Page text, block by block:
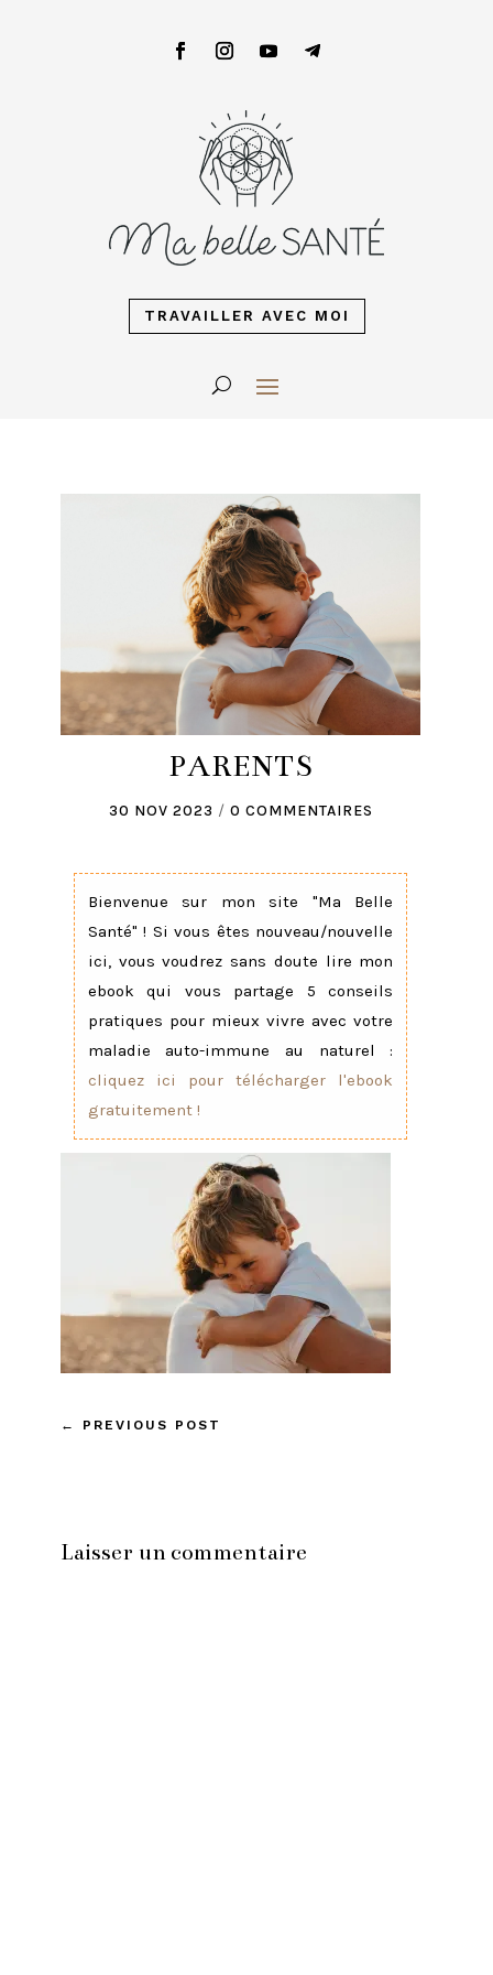
TRAVAILLER AVEC MOI
PARENTS
30 NOV 2023 / 0 COMMENTAIRES
Bienvenue sur mon site "Ma Belle
Santé" ! Si vous êtes nouveau/nouvelle
ici, vous voudrez sans doute lire mon
ebook qui vous partage 5 conseils
pratiques pour mieux vivre avec votre
maladie auto-immune au naturel :
cliquez ici pour télécharger l'ebook
gratuitement !
← PREVIOUS POST
Laisser un commentaire